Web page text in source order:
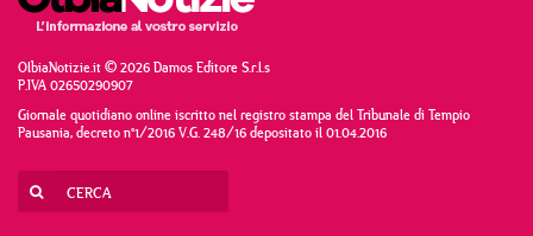
OlbiaNotizie.it © 2026 Damos Editore S.r.l.s
P.IVA 02650290907
Giornale quotidiano online iscritto nel registro stampa del Tribunale di Tempio
Pausania, decreto n°1/2016 V.G. 248/16 depositato il 01.04.2016